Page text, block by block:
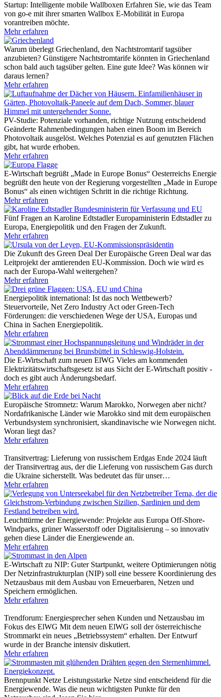
Startup: Intelligente mobile Wallboxen Erfahren Sie, wie das Team
von go-e mit ihrer smarten Wallbox E-Mobilität in Europa
vorantreiben möchte.
Mehr erfahren
Warum überlegt Griechenland, den Nachtstromtarif tagsüber
anzubieten? Günstigere Nachtstromtarife könnten in Griechenland
schon bald auch tagsüber gelten. Eine gute Idee? Was können wir
daraus lernen?
Mehr erfahren
PV-Studie: Potenziale vorhanden, richtige Nutzung entscheidend
Geänderte Rahmenbedingungen haben einen Boom im Bereich
Photovoltaik ausgelöst. Welches Potenzial es auf genutzten Flächen
gibt, hat wurde erhoben.
Mehr erfahren
E-Wirtschaft begrüßt „Made in Europe Bonus“ Oesterreichs Energie
begrüßt den heute von der Regierung vorgestellten „Made in Europe
Bonus“ als einen wichtigen Schritt in die richtige Richtung.
Mehr erfahren
Fünf Fragen an Karoline EdtstadlerEuropaministerin Edtstadler zu
Europa, Energiepolitik und den Fragen der Zukunft.
Mehr erfahren
Die Zukunft des Green Deal Der Europäische Green Deal war das
Leitprojekt der amtierenden EU-Kommission. Doch wie wird es
nach der Europa-Wahl weitergehen?
Mehr erfahren
Energiepolitik international: Ist das noch Wettbewerb?
Steuervorteile, Net Zero Industry Act oder Green-Tech
Förderungen: die verschiedenen Wege der USA, Europas und
China in Sachen Energiepolitik.
Mehr erfahren
Die E-Wirtschaft zum neuen ElWG Vieles am kommenden
Elektrizitätswirtschaftsgesetz ist aus Sicht der E-Wirtschaft positiv -
doch es gibt auch Änderungsbedarf.
Mehr erfahren
Europäische Stromnetz: Warum Marokko, Norwegen aber nicht?
Nordafrikanische Länder wie Marokko sind mit dem europäischen
Verbundsystem synchronisiert, skandinavische wie Norwegen nicht.
Woran liegt das?
Mehr erfahren
Transitvertrag: Lieferung von russischem Erdgas Ende 2024 läuft
der Transitvertrag aus, der die Lieferung von russischem Gas durch
die Ukraine sicherstellt. Was bedeutet das für unser…
Mehr erfahren
Leuchttürme der Energiewende: Projekte aus Europa Off-Shore-
Windparks, grüner Wasserstoff oder Digitalisierung – so innovativ
gehen diese Länder die Energiewende an.
Mehr erfahren
E-Wirtschaft zu NIP: Guter Startpunkt, weitere Optimierungen nötig
Der Netzinfrastrukturplan (NIP) soll eine bessere Koordinierung des
Netzausbaus mit dem Ausbau von Erneuerbaren, Netzen und
Speichern ermöglichen.
Mehr erfahren
Trendforum: Energiesprecher sehen Kunden und Netzausbau im
Fokus des ElWG Mit dem neuen ElWG soll der österreichische
Strommarkt ein neues „Betriebssystem“ erhalten. Der Entwurf
wurde in der Branche intensiv diskutiert.
Mehr erfahren
Brennpunkt Netze Leistungsstarke Netze sind entscheidend für die
Energiewende. Was die neun wichtigsten Punkte für den